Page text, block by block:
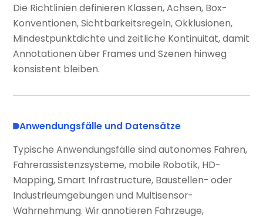
Die Richtlinien definieren Klassen, Achsen, Box-
Konventionen, Sichtbarkeitsregeln, Okklusionen,
Mindestpunktdichte und zeitliche Kontinuität, damit
Annotationen über Frames und Szenen hinweg
konsistent bleiben.
Anwendungsfälle und Datensätze
Typische Anwendungsfälle sind autonomes Fahren,
Fahrerassistenzsysteme, mobile Robotik, HD-
Mapping, Smart Infrastructure, Baustellen- oder
Industrieumgebungen und Multisensor-
Wahrnehmung. Wir annotieren Fahrzeuge,